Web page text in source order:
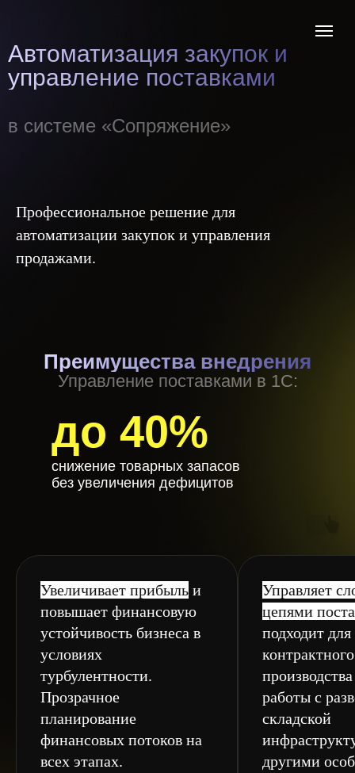
Автоматизация закупок и
управление поставками
в системе «Сопряжение»
Профессиональное решение для
автоматизации закупок и управления
продажами.
Преимущества внедрения
Управление поставками в 1С:
до 40%
снижение товарных запасов
без увеличения дефицитов
Увеличивает прибыль и
повышает финансовую
устойчивость бизнеса в
условиях
турбулентности.
Прозрачное
планирование
финансовых потоков на
всех этапах.
Управляет
цепями
подходит
контрактного
работы с
складской
другими